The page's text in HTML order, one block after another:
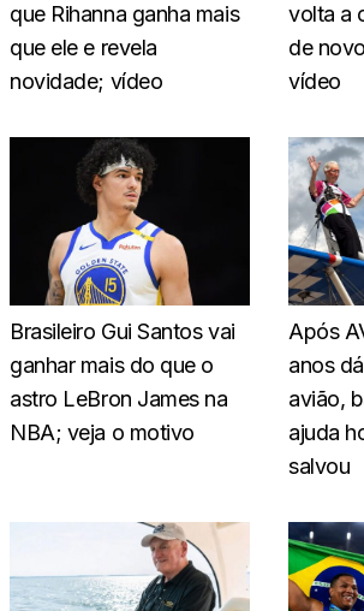
que Rihanna ganha mais
que ele e revela
novidade; vídeo
volta a
de
vídeo
Brasileiro Gui Santos vai
ganhar mais do que o
astro LeBron James na
NBA; veja o motivo
Após
anos
avião,
ajuda
salvou